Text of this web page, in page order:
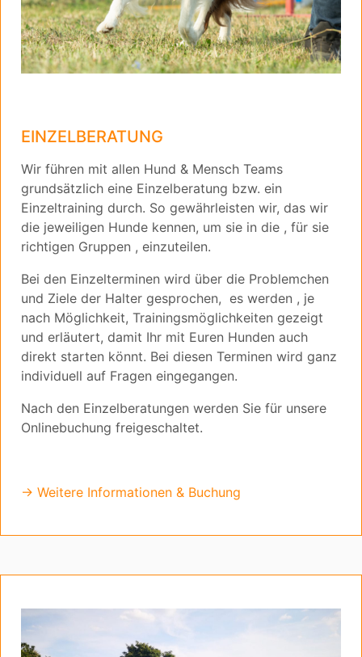
EINZELBERATUNG
Wir führen mit allen Hund & Mensch Teams
grundsätzlich eine Einzelberatung bzw. ein
Einzeltraining durch. So gewährleisten wir, das wir
die jeweiligen Hunde kennen, um sie in die , für sie
richtigen Gruppen , einzuteilen.
Bei den Einzelterminen wird über die Problemchen
und Ziele der Halter gesprochen, es werden , je
nach Möglichkeit, Trainingsmöglichkeiten gezeigt
und erläutert, damit Ihr mit Euren Hunden auch
direkt starten könnt. Bei diesen Terminen wird ganz
individuell auf Fragen eingegangen.
Nach den Einzelberatungen werden Sie für unsere
Onlinebuchung freigeschaltet.
→ Weitere Informationen & Buchung